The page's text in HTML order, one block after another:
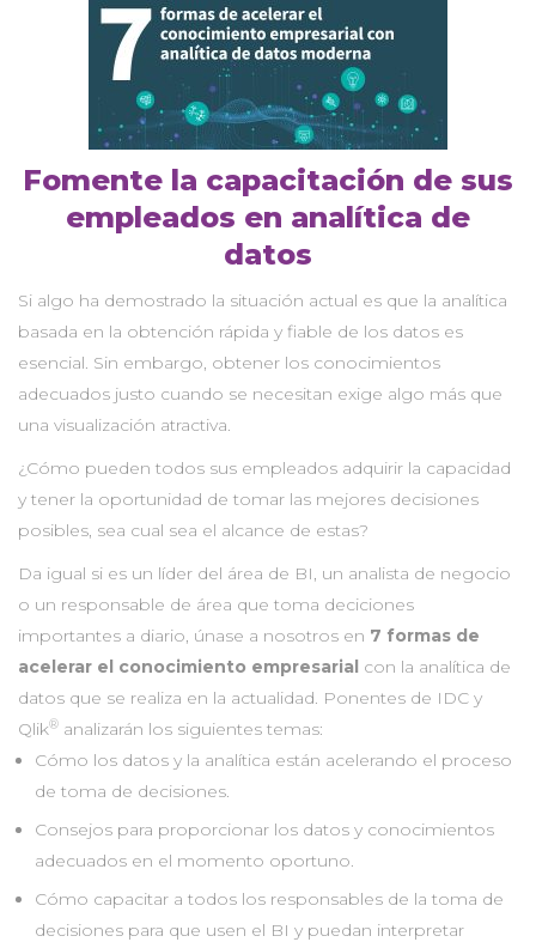
Fomente la capacitación de sus
empleados en analítica de
datos
Si algo ha demostrado la situación actual es que la analítica
basada en la obtención rápida y fiable de los datos es
esencial. Sin embargo, obtener los conocimientos
adecuados justo cuando se necesitan exige algo más que
una visualización atractiva.
¿Cómo pueden todos sus empleados adquirir la capacidad
y tener la oportunidad de tomar las mejores decisiones
posibles, sea cual sea el alcance de estas?
Da igual si es un líder del área de BI, un analista de negocio
o un responsable de área que toma deciciones
importantes a diario, únase a nosotros en 7 formas de
acelerar el conocimiento empresarial con la analítica de
datos que se realiza en la actualidad. Ponentes de IDC y
Qlik® analizarán los siguientes temas:
Cómo los datos y la analítica están acelerando el proceso
de toma de decisiones.
Consejos para proporcionar los datos y conocimientos
adecuados en el momento oportuno.
Cómo capacitar a todos los responsables de la toma de
decisiones para que usen el BI y puedan interpretar